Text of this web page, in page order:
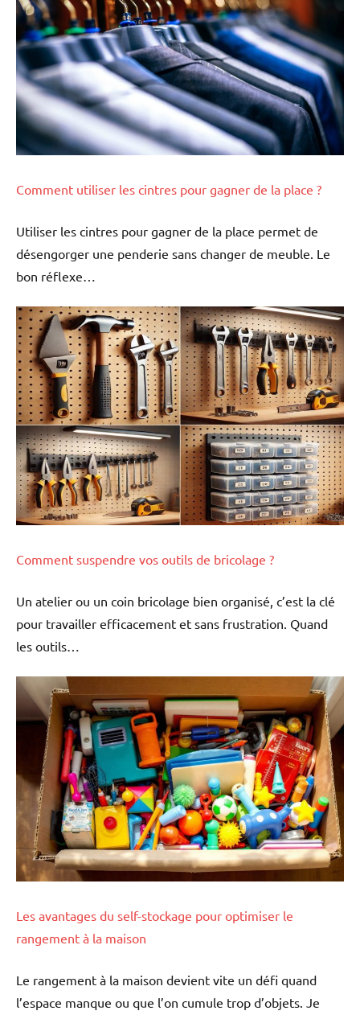
Comment utiliser les cintres pour gagner de la place ?
Utiliser les cintres pour gagner de la place permet de
désengorger une penderie sans changer de meuble. Le
bon réflexe…
Comment suspendre vos outils de bricolage ?
Un atelier ou un coin bricolage bien organisé, c’est la clé
pour travailler efficacement et sans frustration. Quand
les outils…
Les avantages du self-stockage pour optimiser le
rangement à la maison
Le rangement à la maison devient vite un défi quand
l’espace manque ou que l’on cumule trop d’objets. Je